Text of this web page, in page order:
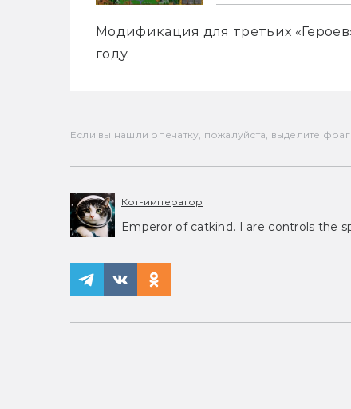
Модификация для третьих
году.
Если вы нашли опечатку, пожалуйста, выделите
Кот-император
Emperor of catkind. I are controls the